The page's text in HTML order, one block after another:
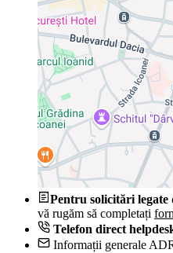
Pentru solicitări
vă rugăm să completați
Telefon direct
Informații generale